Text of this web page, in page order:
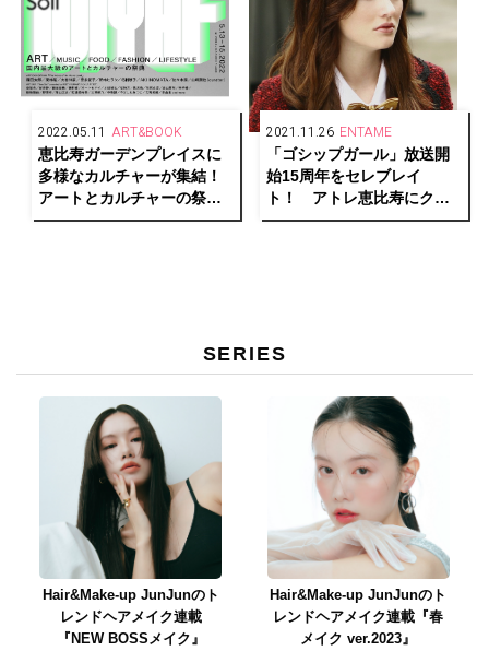
2022.05.11 ART&BOOK
恵比寿ガーデンプレイスに
多様なカルチャーが集結！
アートとカルチャーの祭典
「MEET YOUR ART
2021.11.26 ENTAME
「ゴシップガール」放送開
始15周年をセレブレイ
ト！ アトレ恵比寿にクリ
スマス仕様になったブレア
SERIES
Hair&Make-up JunJunのト
レンドヘアメイク連載
『NEW BOSSメイク』
Hair&Make-up JunJunのト
レンドヘアメイク連載『春
メイク ver.2023』